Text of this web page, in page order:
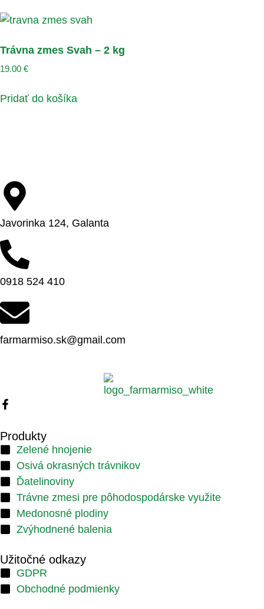
Trávna zmes Svah – 2 kg
19.00 €
Pridať do košíka
Javorinka 124, Galanta
0918 524 410
farmarmiso.sk@gmail.com
Produkty
Zelené hnojenie
Osivá okrasných trávnikov
Ďatelinoviny
Trávne zmesi pre pôhodospodárske využite
Medonosné plodiny
Zvýhodnené balenia
Užitočné odkazy
GDPR
Obchodné podmienky